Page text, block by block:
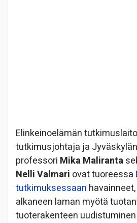
Elinkeinoelämän
tutkimusjohtaja ja
professori Mika Maliranta
Nelli Valmari ovat tuoreessa
tutkimuksessaan
alkaneen laman myötä
tuoterakenteen